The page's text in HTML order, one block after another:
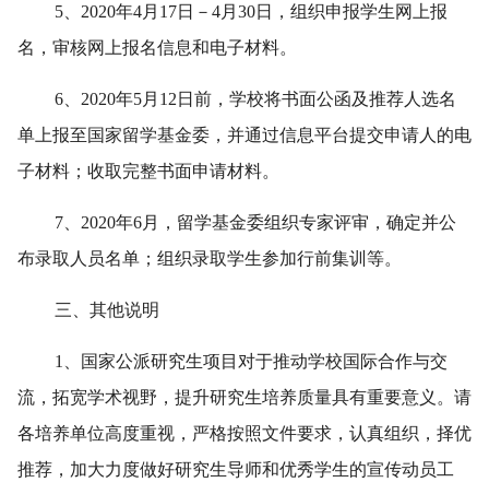
5、2020年4月17日－4月30日，组织申报学生网上报
名，审核网上报名信息和电子材料。
6、2020年5月12日前，学校将书面公函及推荐人选名
单上报至国家留学基金委，并通过信息平台提交申请人的电
子材料；收取完整书面申请材料。
7、2020年6月，留学基金委组织专家评审，确定并公
布录取人员名单；组织录取学生参加行前集训等。
三、其他说明
1、国家公派研究生项目对于推动学校国际合作与交
流，拓宽学术视野，提升研究生培养质量具有重要意义。请
各培养单位高度重视，严格按照文件要求，认真组织，择优
推荐，加大力度做好研究生导师和优秀学生的宣传动员工